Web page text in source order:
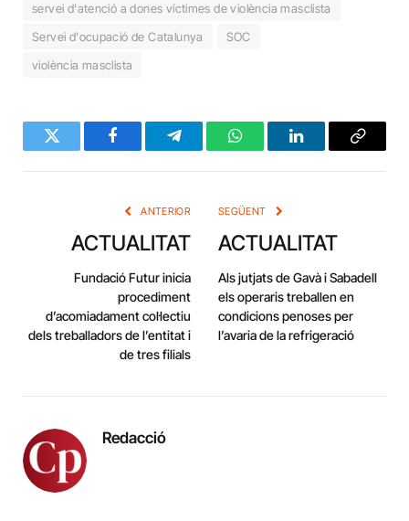
servei d'atenció a dones víctimes de violència masclista
Servei d'ocupació de Catalunya
SOC
violència masclista
Twitter FacebookTelegramWhatsAppLinkedInCopy
ANTERIOR
ACTUALITAT
Fundació Futur inicia
procediment
d’acomiadament col·lectiu
dels treballadors de l’entitat i
de tres filials
SEGÜENT
ACTUALITAT
Als jutjats de Gavà i Sabadell
els operaris treballen en
condicions penoses per
l’avaria de la refrigeració
Redacció